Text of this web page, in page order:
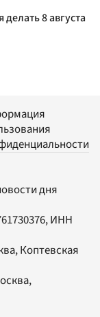
8 августа
дня
ИНН
Коптевская
,